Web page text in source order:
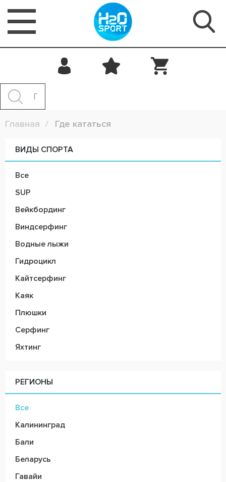
Главная Где кататься
ВИДЫ СПОРТА
Все
SUP
Вейкбординг
Виндсерфинг
Водные лыжи
Гидроцикл
Кайтсерфинг
Каяк
Плюшки
Серфинг
Яхтинг
РЕГИОНЫ
Все
Калининград
Бали
Беларусь
Гавайи